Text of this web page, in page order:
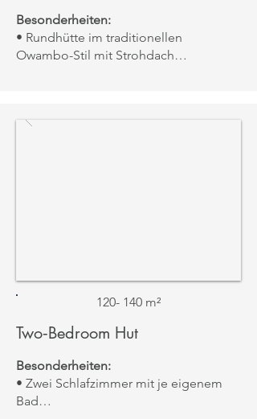
Besonderheiten:
• Rundhütte im traditionellen
Owambo-Stil mit Strohdach
Schreibtisch
120- 140 m²
Two‑Bedroom Hut
Besonderheiten:
• Zwei Schlafzimmer mit je eigenem
Bad